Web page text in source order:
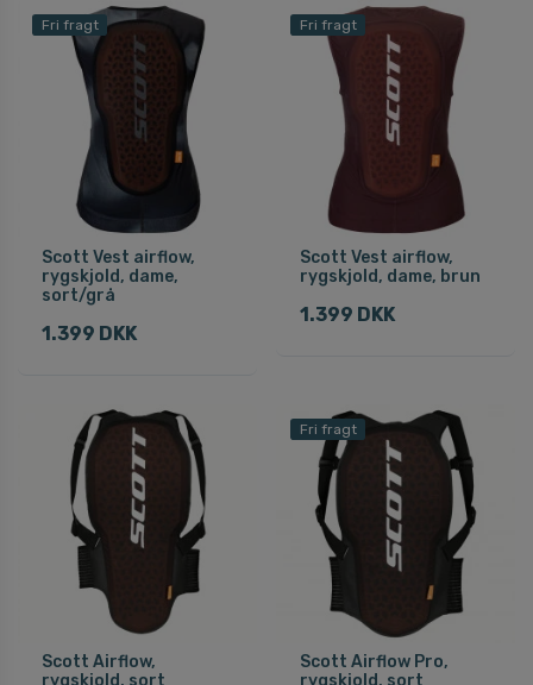
Fri fragt
Scott Vest airflow,
rygskjold, dame,
sort/grå
1.399 DKK
Fri fragt
Scott Vest airflow,
rygskjold, dame, brun
1.399 DKK
Scott Airflow,
rygskjold, sort
Fri fragt
Scott Airflow Pro,
rygskjold, sort